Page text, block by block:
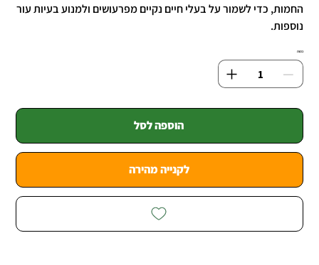
החמות, כדי לשמור על בעלי חיים נקיים מפרעושים ולמנוע בעיות עור
נוספות.
כמות
הוספה לסל
לקנייה מהירה